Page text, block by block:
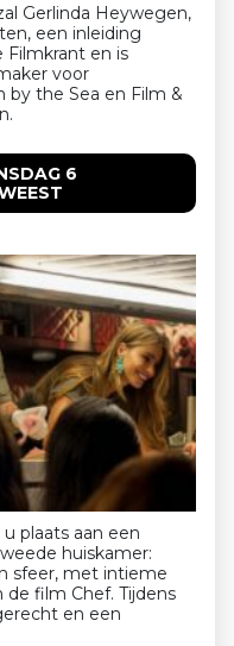
Gerlinda Heywegen,
een inleiding
Filmkrant en is
voor
by the Sea en Film &
6
plaats aan een
huiskamer:
sfeer, met intieme
film Chef. Tijdens
en een